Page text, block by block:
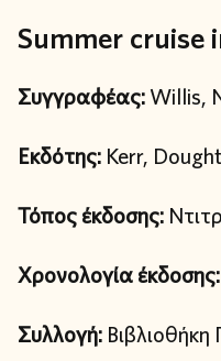
Summer cruise
Συγγραφέας:Willis,
Εκδότης: Kerr,
Τόπος έκδοσης:
Χρονολογία έκδοσης:
Συλλογή: